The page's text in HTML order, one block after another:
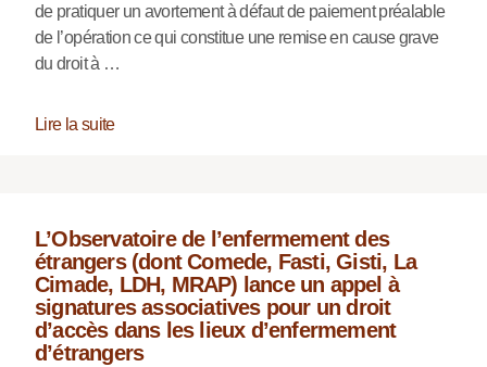
de pratiquer un avortement à défaut de paiement préalable
de l’opération ce qui constitue une remise en cause grave
du droit à …
Lire la suite
L’Observatoire de l’enfermement des
étrangers (dont Comede, Fasti, Gisti, La
Cimade, LDH, MRAP) lance un appel à
signatures associatives pour un droit
d’accès dans les lieux d’enfermement
d’étrangers